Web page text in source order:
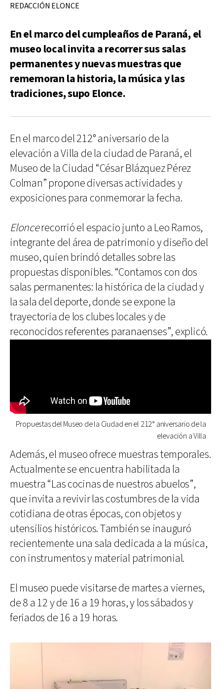
REDACCIÓN ELONCE
En el marco del cumpleaños de Paraná, el
museo local invita a recorrer sus salas
permanentes y nuevas muestras que
rememoran la historia, la música y las
tradiciones, supo Elonce.
En el marco del 212° aniversario de la
elevación a Villa de la ciudad de Paraná, el
Museo de la Ciudad “César Blázquez Pérez
Colman” propone diversas actividades y
exposiciones para conmemorar la fecha.
Eloncerecorrió el espacio junto a Leo Ramos,
integrante del área de patrimonio y diseño del
museo, quien brindó detalles sobre las
propuestas disponibles. “Contamos con dos
salas permanentes: la histórica de la ciudad y
la sala del deporte, donde se expone la
trayectoria de los clubes locales y de
reconocidos referentes paranaenses”, explicó.
Propuestas del Museo de la Ciudad en el 212° aniversario de la
elevación a Villa
Además, el museo ofrece muestras temporales.
Actualmente se encuentra habilitada la
muestra “Las cocinas de nuestros abuelos”,
que invita a revivir las costumbres de la vida
cotidiana de otras épocas, con objetos y
utensilios históricos. También se inauguró
recientemente una sala dedicada a la música,
con instrumentos y material patrimonial.
El museo puede visitarse de martes a viernes,
de 8 a 12 y de 16 a 19 horas, y los sábados y
feriados de 16 a 19 horas.